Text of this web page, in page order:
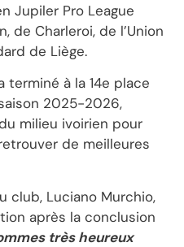
Jupiler Pro League
de Charleroi, de l’Union
de Liège.
terminé à la 14e place
2025-2026,
milieu ivoirien pour
de meilleures
club, Luciano Murchio,
après la conclusion
très heureux